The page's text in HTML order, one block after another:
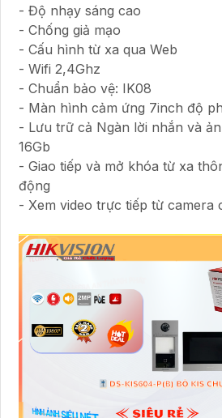
- Độ nhạy sáng cao
- Chống giả mạo
- Cấu hình từ xa qua Web
- Wifi 2,4Ghz
- Chuẩn bảo vệ: IK08
- Màn hình cảm ứng 7inch độ
- Lưu trữ cả Ngàn lời nhắn và
16Gb
- Giao tiếp và mở khóa từ xa
động
- Xem video trực tiếp từ camera